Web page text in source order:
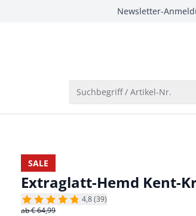
Newsletter-
Suchbegriff / Artikel-Nr.
SALE
Extraglatt-Hemd Kent-
4,8 (39)
ab € 64,99